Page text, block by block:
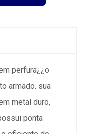
perfura¿¿o
armado. sua
metal duro,
ponta